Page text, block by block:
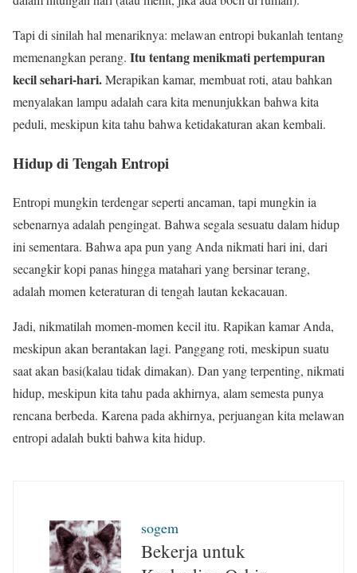
Tapi di sinilah hal menariknya: melawan entropi bukanlah tentang
memenangkan perang. Itu tentang menikmati pertempuran
kecil sehari-hari.Merapikan kamar, membuat roti, atau bahkan
menyalakan lampu adalah cara kita menunjukkan bahwa kita
peduli, meskipun kita tahu bahwa ketidakaturan akan kembali.
Hidup di Tengah Entropi
Entropi mungkin terdengar seperti ancaman, tapi mungkin ia
sebenarnya adalah pengingat. Bahwa segala sesuatu dalam hidup
ini sementara. Bahwa apa pun yang Anda nikmati hari ini, dari
secangkir kopi panas hingga matahari yang bersinar terang,
adalah momen keteraturan di tengah lautan kekacauan.
Jadi, nikmatilah momen-momen kecil itu. Rapikan kamar Anda,
meskipun akan berantakan lagi. Panggang roti, meskipun suatu
saat akan basi(kalau tidak dimakan). Dan yang terpenting, nikmati
hidup, meskipun kita tahu pada akhirnya, alam semesta punya
rencana berbeda. Karena pada akhirnya, perjuangan kita melawan
entropi adalah bukti bahwa kita hidup.
sogem
Bekerja untuk